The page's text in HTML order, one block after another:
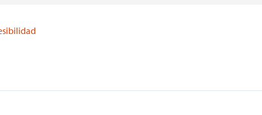
https://